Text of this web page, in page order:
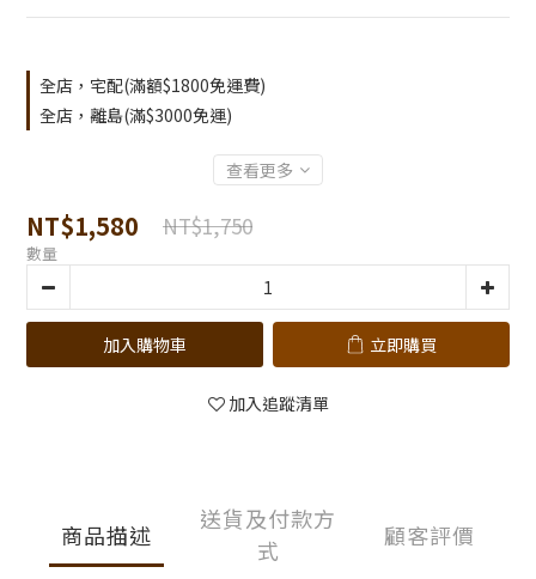
全店，宅配(滿額$1800免運費)
全店，離島(滿$3000免運)
查看更多
NT$1,580 NT$1,750
數量
加入購物車 立即購買
加入追蹤清單
商品描述
送貨及付款方
式
顧客評價